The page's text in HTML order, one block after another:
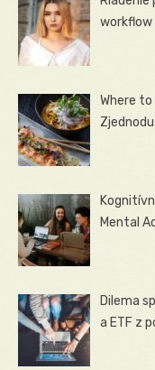
Where
Mental
Dilema
a ETF z